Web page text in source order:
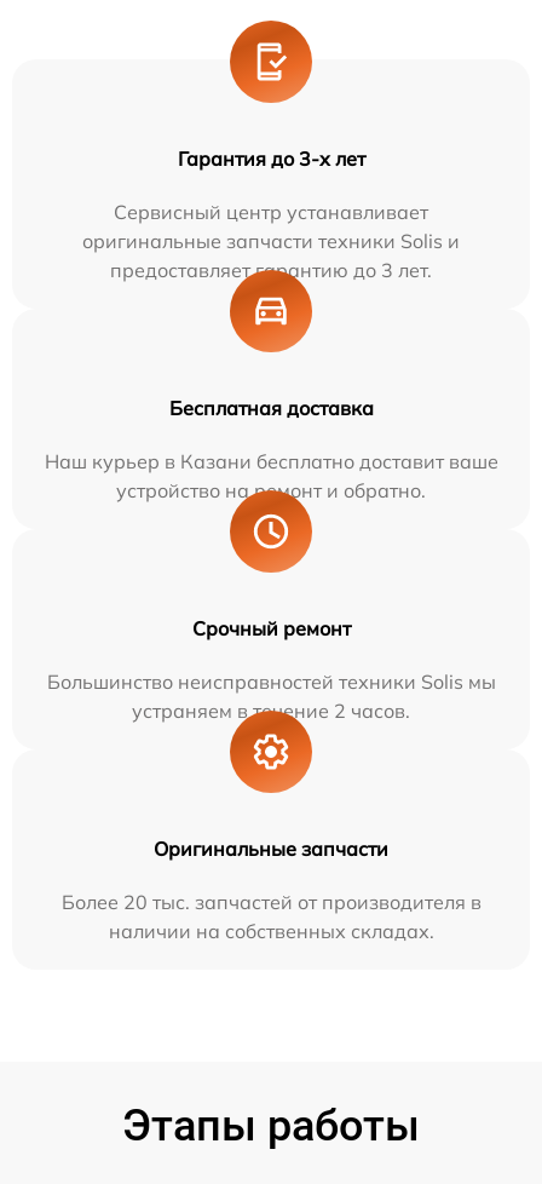
Гарантия до 3-х лет
Сервисный центр устанавливает
оригинальные запчасти техники Solis и
предоставляет гарантию до 3 лет.
Бесплатная доставка
Наш курьер в Казани бесплатно доставит ваше
устройство на ремонт и обратно.
Срочный ремонт
Большинство неисправностей техники Solis мы
устраняем в течение 2 часов.
Оригинальные запчасти
Более 20 тыс. запчастей от производителя в
наличии на собственных складах.
Этапы работы